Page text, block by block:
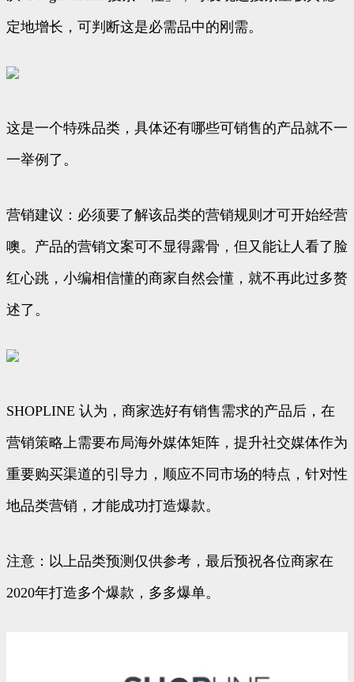
定地增长，可判断这是必需品中的刚需。
这是一个特殊品类，具体还有哪些可销售的产品就不一
一举例了。
营销建议：必须要了解该品类的营销规则才可开始经营
噢。产品的营销文案可不显得露骨，但又能让人看了脸
红心跳，小编相信懂的商家自然会懂，就不再此过多赘
述了。
SHOPLINE 认为，商家选好有销售需求的产品后，在
营销策略上需要布局海外媒体矩阵，提升社交媒体作为
重要购买渠道的引导力，顺应不同市场的特点，针对性
地品类营销，才能成功打造爆款。
注意：以上品类预测仅供参考，最后预祝各位商家在
2020年打造多个爆款，多多爆单。